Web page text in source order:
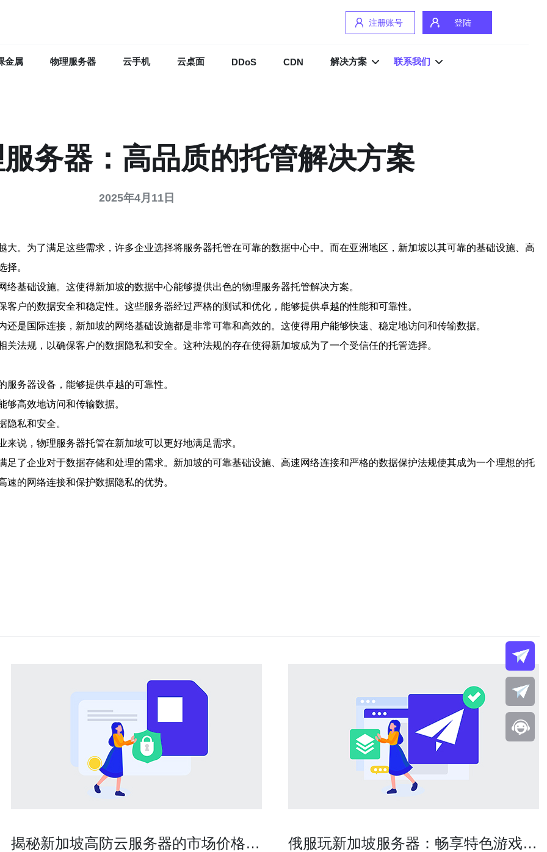
注册账号 登陆
金属 物理服务器 云手机 云桌面 DDoS CDN 解决方案 联系我们
务器：高品质的托管解决方案
2025年4月11日
。为了满足这些需求，许多企业选择将服务器托管在可靠的数据中心中。而在亚洲地区，新加坡以其可靠的基础设施、高
择。
基础设施。这使得新加坡的数据中心能够提供出色的物理服务器托管解决方案。
户的数据安全和稳定性。这些服务器经过严格的测试和优化，能够提供卓越的性能和可靠性。
是国际连接，新加坡的网络基础设施都是非常可靠和高效的。这使得用户能够快速、稳定地访问和传输数据。
法规，以确保客户的数据隐私和安全。这种法规的存在使得新加坡成为了一个受信任的托管选择。
务器设备，能够提供卓越的可靠性。
高效地访问和传输数据。
隐私和安全。
说，物理服务器托管在新加坡可以更好地满足需求。
了企业对于数据存储和处理的需求。新加坡的可靠基础设施、高速网络连接和严格的数据保护法规使其成为一个理想的托
的网络连接和保护数据隐私的优势。
揭秘新加坡高防云服务器的市场价格和
俄服玩新加坡服务器：畅享特色游戏体